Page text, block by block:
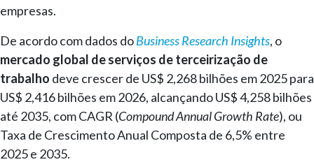
empresas.
De acordo com dados doBusiness Research Insights, o
mercado global de serviços de terceirização de
trabalho deve crescer de US$ 2,268 bilhões em 2025 para
US$ 2,416 bilhões em 2026, alcançando US$ 4,258 bilhões
até 2035, com CAGR (Compound Annual Growth Rate), ou
Taxa de Crescimento Anual Composta de 6,5% entre
2025 e 2035.